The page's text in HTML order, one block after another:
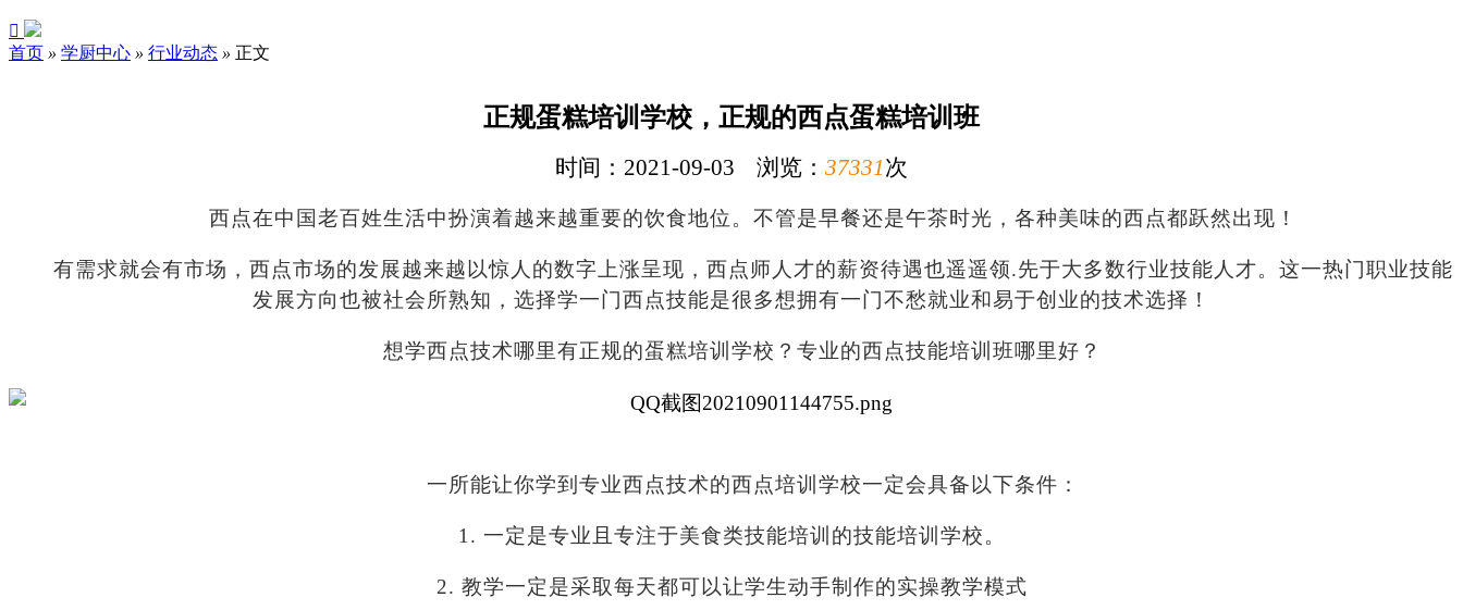

首页 » 学厨中心 » 行业动态 » 正文
正规蛋糕培训学校，正规的西点蛋糕培训班
时间：2021-09-03 浏览： 37331次
西点在中国老百姓生活中扮演着越来越重要的饮食地位。不管是早餐还是午茶时光，各种美味的西点都跃然出现 ！
有需求就会有市场，西点市场的发展越来越以惊人的数字上涨呈现，西点师人才的薪资待遇也遥遥领.先于大多数行业技能人才。 这一热门职业技能
发展方向也被社会所熟知 ， 选择学一门西点技能是很多想拥有一门不愁就业和易于创业的技术选择！
想学西点技术哪里有正规的蛋糕培训学校？专业的西点技能培训班哪里好？
一所能让你学到专业西点技术的西点培训学校一定会具备以下条件：
1. 一定是专业且专注于美食类技能培训的技能培训学校。
2. 教学一定是采取每天都可以让学生动手制作的实操教学模式